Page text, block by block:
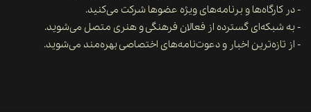
- در کارگاه‌ها و برنامه‌های ویژه عضوها شرکت می‌کنید.
- به شبکه‌ای گسترده از فعالان فرهنگی و هنری متصل می‌شوید.
- از تازه‌ترین اخبار و دعوت‌نامه‌های اختصاصی بهره‌مند می‌شوید.​​​​​​​